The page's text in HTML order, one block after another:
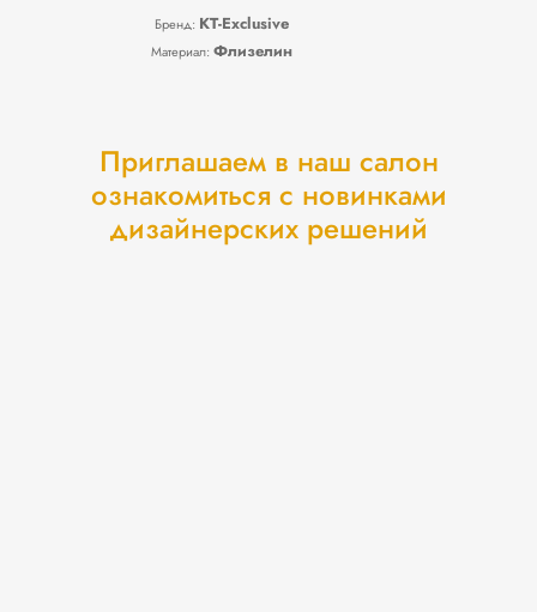
Бренд: KT-Exclusive
Материал: Флизелин
Приглашаем в наш салон
ознакомиться с новинками
дизайнерских решений